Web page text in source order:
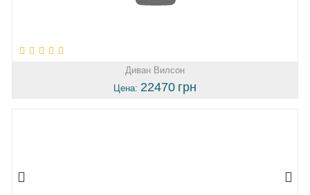
Диван Вилсон
Цена: 22470 грн